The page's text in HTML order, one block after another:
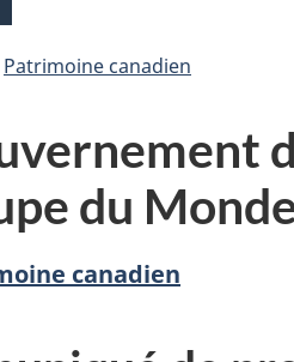
Patrimoine canadien
du
canadien